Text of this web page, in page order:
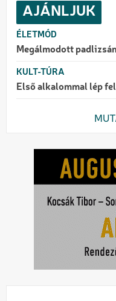
AJÁNLJUK
ÉLETMÓD
Megálmodott
KULT-TÚRA
Első alkalommal lép